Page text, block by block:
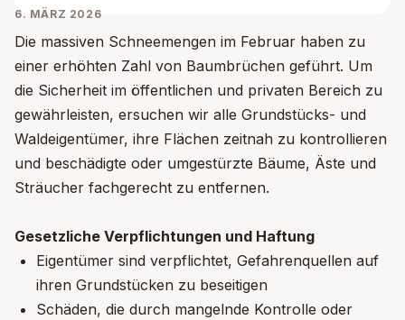
6. MÄRZ 2026
Die massiven Schneemengen im Februar haben zu
einer erhöhten Zahl von Baumbrüchen geführt. Um
die Sicherheit im öffentlichen und privaten Bereich zu
gewährleisten, ersuchen wir alle Grundstücks- und
Waldeigentümer, ihre Flächen zeitnah zu kontrollieren
und beschädigte oder umgestürzte Bäume, Äste und
Sträucher fachgerecht zu entfernen.
Gesetzliche Verpflichtungen und Haftung
Eigentümer sind verpflichtet, Gefahrenquellen auf
ihren Grundstücken zu beseitigen
Schäden, die durch mangelnde Kontrolle oder